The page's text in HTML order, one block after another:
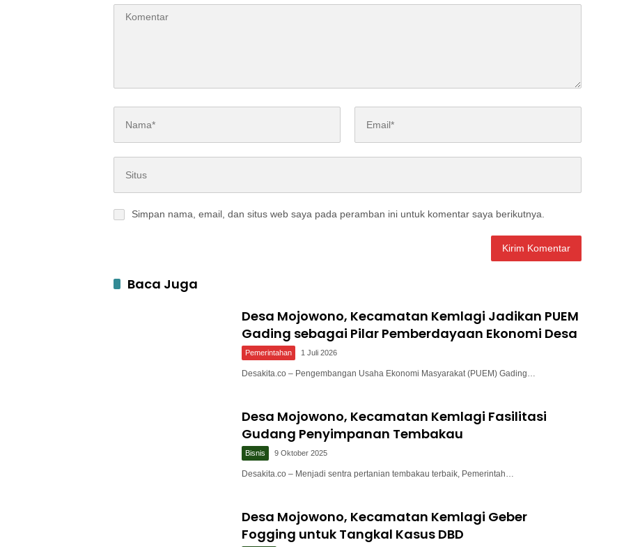
Simpan nama, email, dan situs web saya pada peramban ini untuk komentar saya berikutnya.
Baca Juga
Desa Mojowono, Kecamatan Kemlagi Jadikan PUEM
Gading sebagai Pilar Pemberdayaan Ekonomi Desa
Pemerintahan 1 Juli 2026
Desakita.co – Pengembangan Usaha Ekonomi Masyarakat (PUEM) Gading…
Desa Mojowono, Kecamatan Kemlagi Fasilitasi
Gudang Penyimpanan Tembakau
Bisnis 9 Oktober 2025
Desakita.co – Menjadi sentra pertanian tembakau terbaik, Pemerintah…
Desa Mojowono, Kecamatan Kemlagi Geber
Fogging untuk Tangkal Kasus DBD